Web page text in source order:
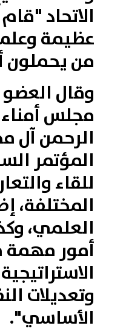
الاتحاد
عظيمة
من يحملون
وقال
مجلس أمناء
الرحمن آل
المؤتمر
للقاء
المختلفة،
العلمي،
أمور مهمة
وتعديلات
الأساسي".